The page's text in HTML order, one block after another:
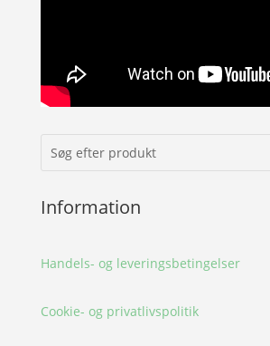
Information
Handels- og leveringsbetingelser
Cookie- og privatlivspolitik